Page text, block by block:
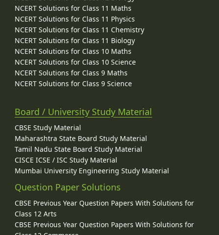
NCERT Solutions for Class 11 Maths
NCERT Solutions for Class 11 Physics
NCERT Solutions for Class 11 Chemistry
NCERT Solutions for Class 11 Biology
NCERT Solutions for Class 10 Maths
NCERT Solutions for Class 10 Science
NCERT Solutions for Class 9 Maths
NCERT Solutions for Class 9 Science
Board / University Study Material
CBSE Study Material
Maharashtra State Board Study Material
Tamil Nadu State Board Study Material
CISCE ICSE / ISC Study Material
Mumbai University Engineering Study Material
Question Paper Solutions
CBSE Previous Year Question Papers With Solutions for
Class 12 Arts
CBSE Previous Year Question Papers With Solutions for